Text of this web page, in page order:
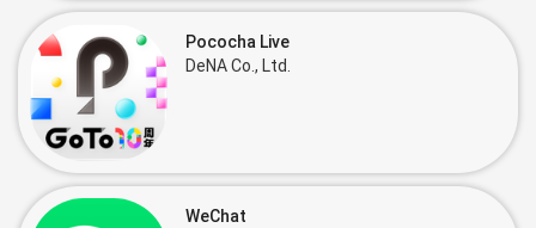
Pococha Live
DeNA Co., Ltd.
WeChat